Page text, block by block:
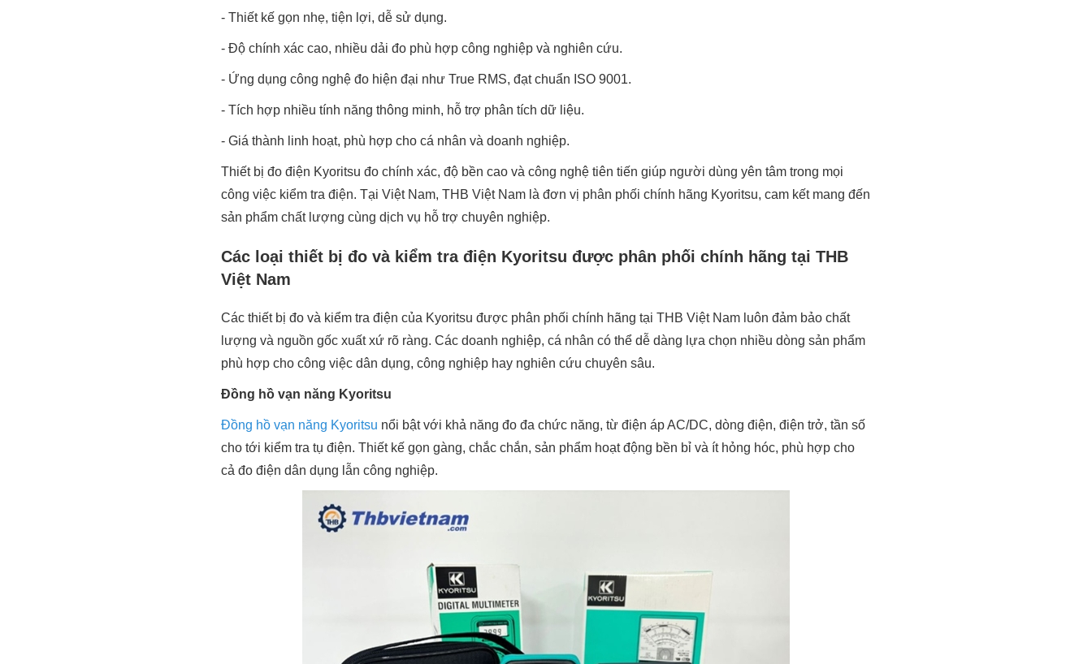
- Thiết kế gọn nhẹ, tiện lợi, dễ sử dụng.
- Độ chính xác cao, nhiều dải đo phù hợp công nghiệp và nghiên cứu.
- Ứng dụng công nghệ đo hiện đại như True RMS, đạt chuẩn ISO 9001.
- Tích hợp nhiều tính năng thông minh, hỗ trợ phân tích dữ liệu.
- Giá thành linh hoạt, phù hợp cho cá nhân và doanh nghiệp.
Thiết bị đo điện Kyoritsu đo chính xác, độ bền cao và công nghệ tiên tiến giúp người dùng yên tâm trong mọi
công việc kiểm tra điện. Tại Việt Nam, THB Việt Nam là đơn vị phân phối chính hãng Kyoritsu, cam kết mang đến
sản phẩm chất lượng cùng dịch vụ hỗ trợ chuyên nghiệp.
Các loại thiết bị đo và kiểm tra điện Kyoritsu được phân phối chính hãng tại THB
Việt Nam
Các thiết bị đo và kiểm tra điện của Kyoritsu được phân phối chính hãng tại THB Việt Nam luôn đảm bảo chất
lượng và nguồn gốc xuất xứ rõ ràng. Các doanh nghiệp, cá nhân có thể dễ dàng lựa chọn nhiều dòng sản phẩm
phù hợp cho công việc dân dụng, công nghiệp hay nghiên cứu chuyên sâu.
Đồng hồ vạn năng Kyoritsu
Đồng hồ vạn năng Kyoritsu nổi bật với khả năng đo đa chức năng, từ điện áp AC/DC, dòng điện, điện trở, tần số
cho tới kiểm tra tụ điện. Thiết kế gọn gàng, chắc chắn, sản phẩm hoạt động bền bỉ và ít hỏng hóc, phù hợp cho
cả đo điện dân dụng lẫn công nghiệp.